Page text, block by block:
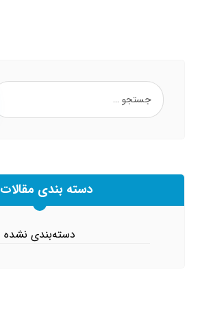
دسته بندی مقالات
دسته‌بندی نشده